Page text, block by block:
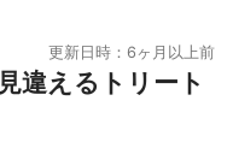
更新日時：6ヶ月以上前
違えるトリート